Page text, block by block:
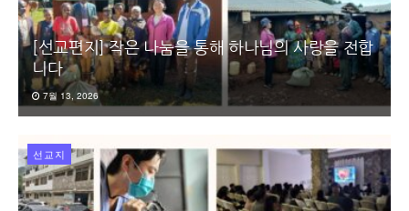
[선교편지] 작은 나눔을 통해 하나님의 사랑을 전합
니다
7월 13, 2026
선교지